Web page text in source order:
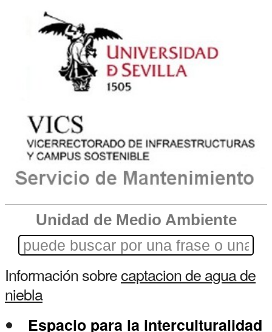
Unidad de Medio Ambiente
Información sobrecaptacion de agua de
niebla
Espacio para la interculturalidad